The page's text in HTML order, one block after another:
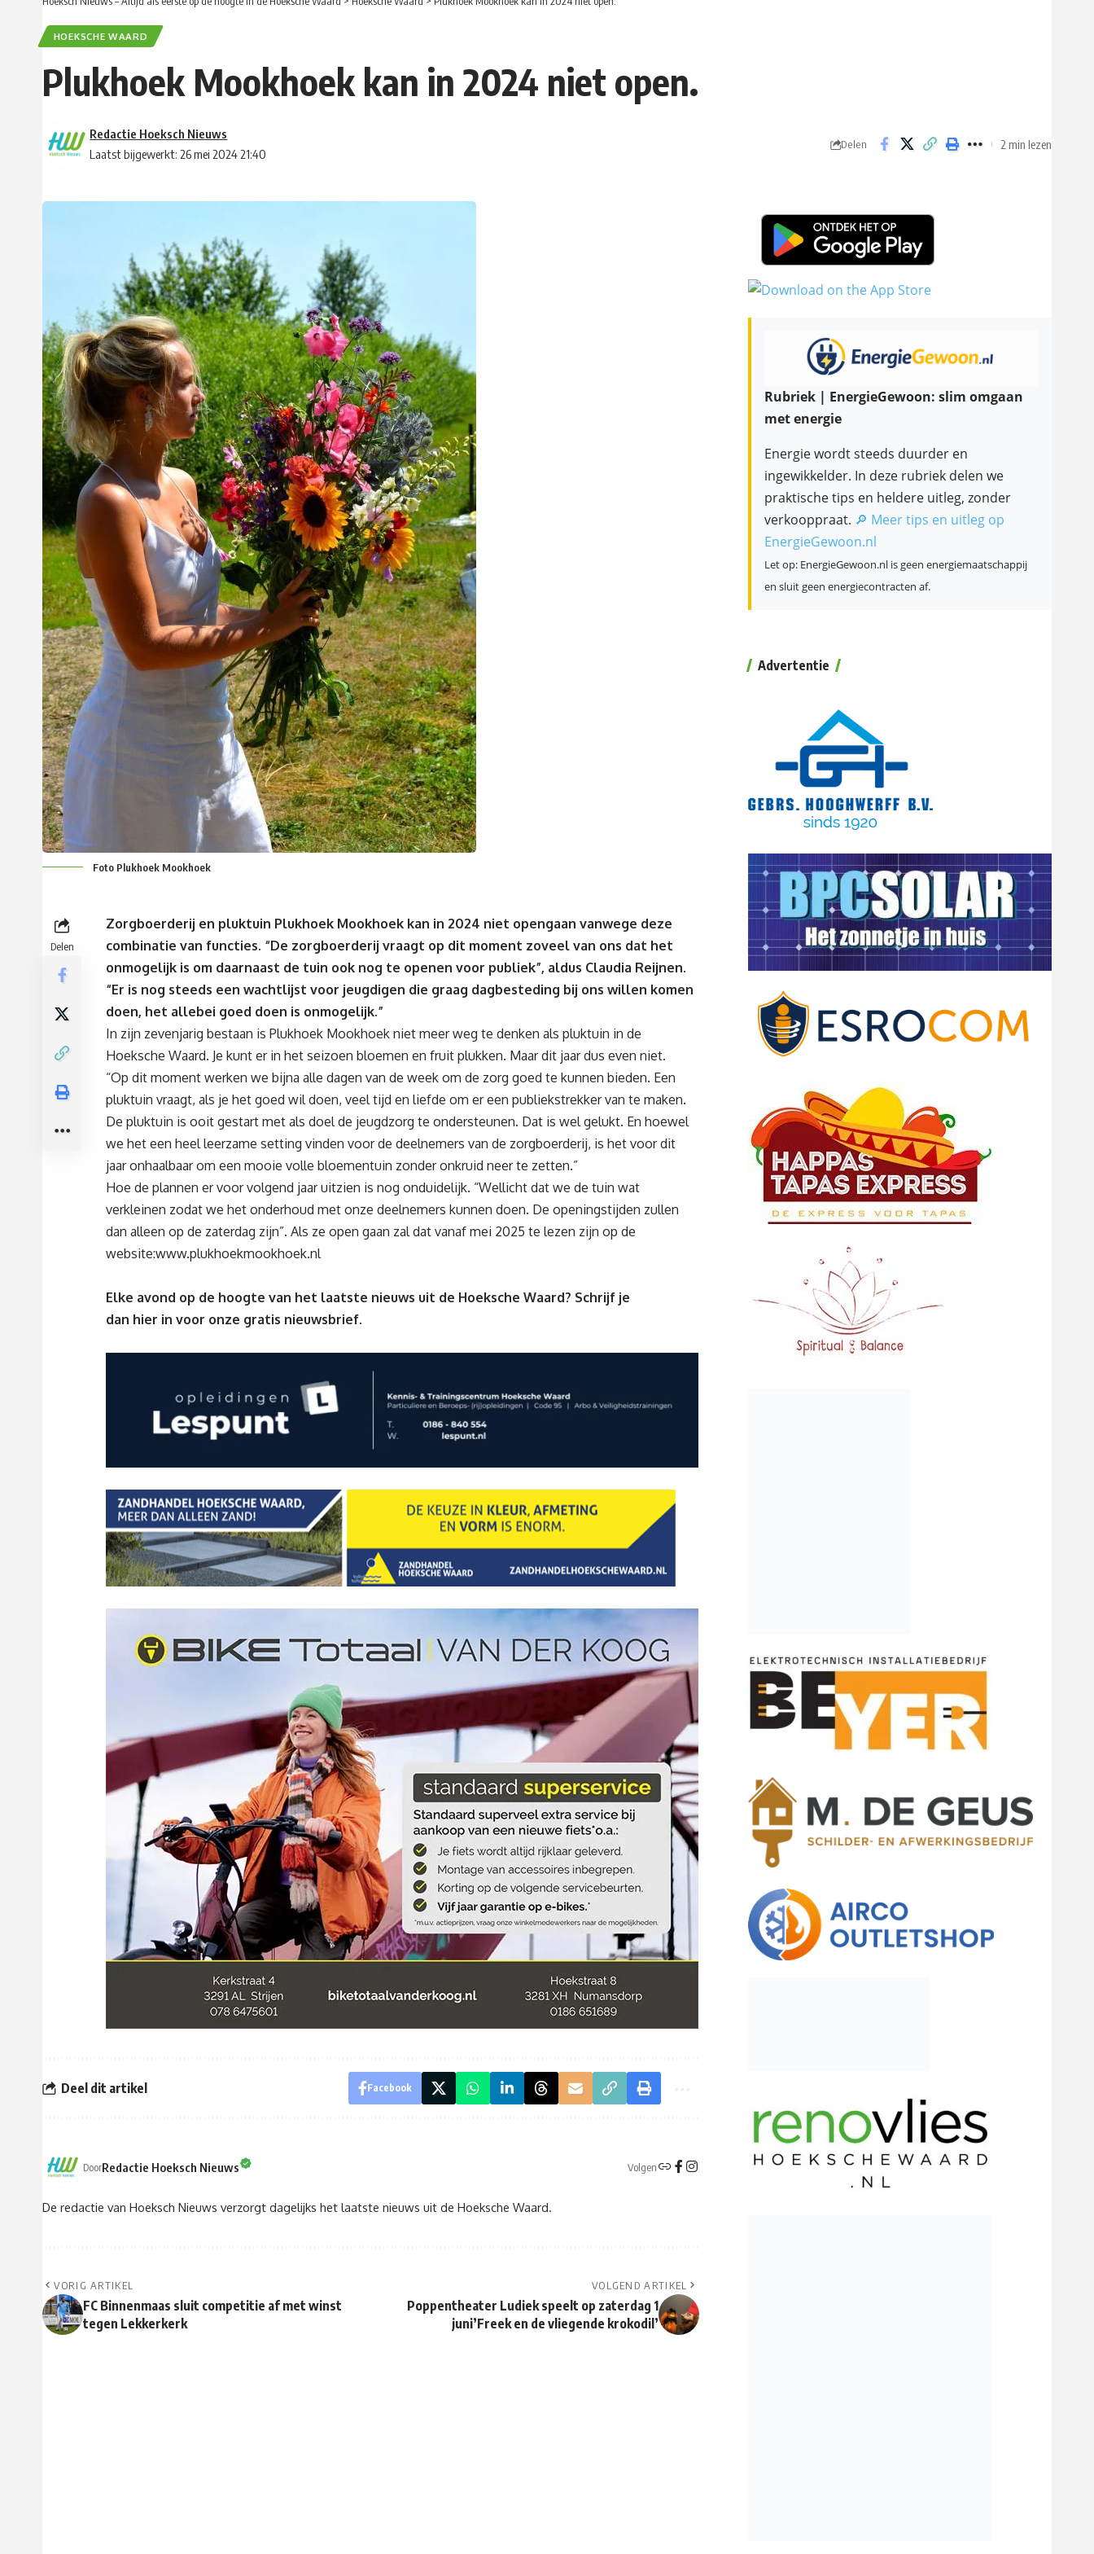
HOEKSCHE WAARD
Plukhoek Mookhoek kan in 2024 niet open.
Laatst bijgewerkt: 26 mei 2024 21:40
Redactie Hoeksch Nieuws
Delen 2 min lezen
Foto Plukhoek Mookhoek
Delen
Zorgboerderij en pluktuin Plukhoek Mookhoek kan in 2024 niet opengaan vanwege deze
combinatie van functies. “De zorgboerderij vraagt op dit moment zoveel van ons dat het
onmogelijk is om daarnaast de tuin ook nog te openen voor publiek”, aldus Claudia Reijnen.
“Er is nog steeds een wachtlijst voor jeugdigen die graag dagbesteding bij ons willen komen
doen, het allebei goed doen is onmogelijk.”
In zijn zevenjarig bestaan is Plukhoek Mookhoek niet meer weg te denken als pluktuin in de
Hoeksche Waard. Je kunt er in het seizoen bloemen en fruit plukken. Maar dit jaar dus even niet.
“Op dit moment werken we bijna alle dagen van de week om de zorg goed te kunnen bieden. Een
pluktuin vraagt, als je het goed wil doen, veel tijd en liefde om er een publiekstrekker van te maken.
De pluktuin is ooit gestart met als doel de jeugdzorg te ondersteunen. Dat is wel gelukt. En hoewel
we het een heel leerzame setting vinden voor de deelnemers van de zorgboerderij, is het voor dit
jaar onhaalbaar om een mooie volle bloementuin zonder onkruid neer te zetten.”
Hoe de plannen er voor volgend jaar uitzien is nog onduidelijk. “Wellicht dat we de tuin wat
verkleinen zodat we het onderhoud met onze deelnemers kunnen doen. De openingstijden zullen
dan alleen op de zaterdag zijn”. Als ze open gaan zal dat vanaf mei 2025 te lezen zijn op de
website:www.plukhoekmookhoek.nl
Elke avond op de hoogte van het laatste nieuws uit de Hoeksche Waard? Schrijf je
dan hier in voor onze gratis nieuwsbrief.
Deel dit artikel Facebook
DoorRedactie Hoeksch Nieuws Volgen
De redactie van Hoeksch Nieuws verzorgt dagelijks het laatste nieuws uit de Hoeksche Waard.
VORIG ARTIKEL
FC Binnenmaas sluit competitie af met winst
tegen Lekkerkerk
VOLGEND ARTIKEL
Poppentheater Ludiek speelt op zaterdag 1
juni’Freek en de vliegende krokodil’
Rubriek | EnergieGewoon: slim omgaan
met energie
Energie wordt steeds duurder en
ingewikkelder. In deze rubriek delen we
praktische tips en heldere uitleg, zonder
verkooppraat. 🔎 Meer tips en uitleg op
EnergieGewoon.nl
Let op: EnergieGewoon.nl is geen energiemaatschappij
en sluit geen energiecontracten af.
Advertentie